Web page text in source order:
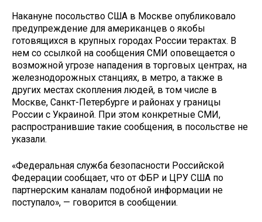
Накануне посольство США в Москве опубликовало
предупреждение для американцев о якобы
готовящихся в крупных городах России терактах. В
нем со ссылкой на сообщения СМИ оповещается о
возможной угрозе нападения в торговых центрах, на
железнодорожных станциях, в метро, а также в
других местах скопления людей, в том числе в
Москве, Санкт-Петербурге и районах у границы
России с Украиной. При этом конкретные СМИ,
распространившие такие сообщения, в посольстве не
указали.
«Федеральная служба безопасности Российской
Федерации сообщает, что от ФБР и ЦРУ США по
партнерским каналам подобной информации не
поступало», — говорится в сообщении.